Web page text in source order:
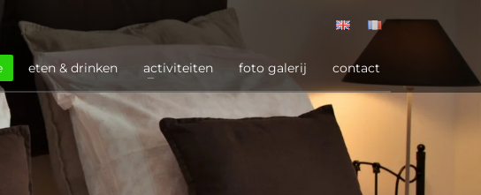
eten & drinken activiteiten foto galerij contact